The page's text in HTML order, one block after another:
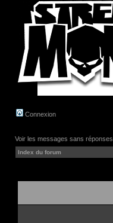
Connexion
Voir les messages sans réponses
Index du forum